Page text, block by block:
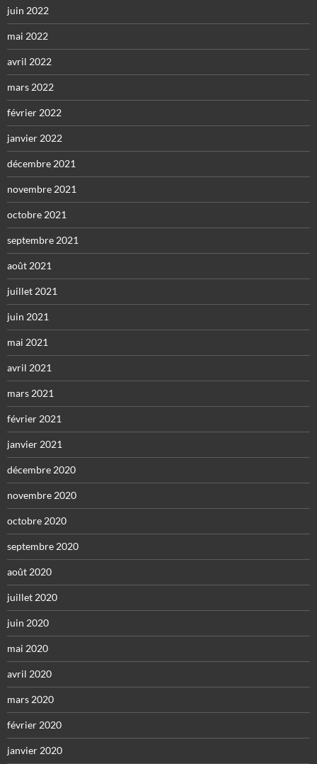
juin 2022
mai 2022
avril 2022
mars 2022
février 2022
janvier 2022
décembre 2021
novembre 2021
octobre 2021
septembre 2021
août 2021
juillet 2021
juin 2021
mai 2021
avril 2021
mars 2021
février 2021
janvier 2021
décembre 2020
novembre 2020
octobre 2020
septembre 2020
août 2020
juillet 2020
juin 2020
mai 2020
avril 2020
mars 2020
février 2020
janvier 2020